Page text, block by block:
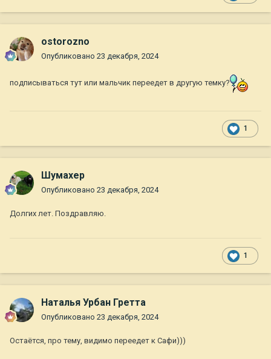
ostorozno
Опубликовано 23 декабря, 2024
подписываться тут или мальчик переедет в другую темку?
1
Шумахер
Опубликовано 23 декабря, 2024
Долгих лет. Поздравляю.
1
Наталья Урбан Гретта
Опубликовано 23 декабря, 2024
Остаётся, про тему, видимо переедет к Сафи)))